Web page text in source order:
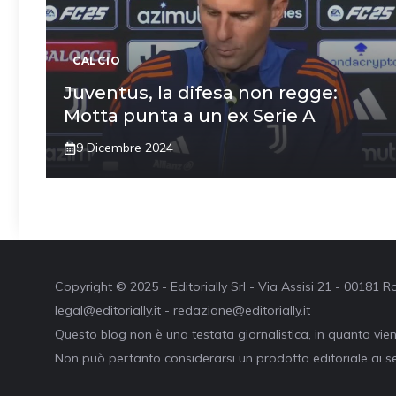
CALCIO
Juventus, la difesa non regge:
Motta punta a un ex Serie A
9 Dicembre 2024
Copyright © 2025 - Editorially Srl - Via Assisi 21 - 00181
legal@editorially.it - redazione@editorially.it
Questo blog non è una testata giornalistica, in quanto
Non può pertanto considerarsi un prodotto editoriale ai